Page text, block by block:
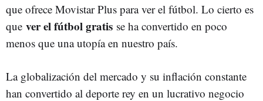
que ofrece Movistar Plus para ver el fútbol. Lo cierto es
que ver el fútbol gratis se ha convertido en poco
menos que una utopía en nuestro país.
La globalización del mercado y su inflación constante
han convertido al deporte rey en un lucrativo negocio